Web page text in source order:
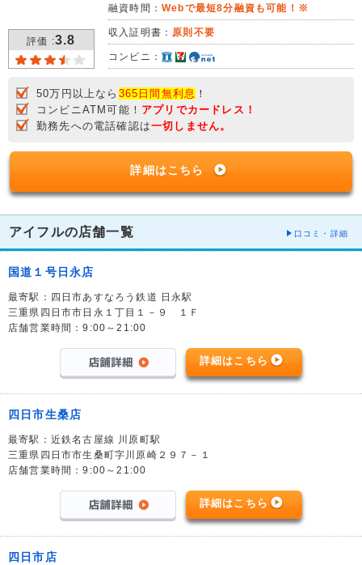
評価 :3.8
融資時間： Webで最短8分融資も可能！※
収入証明書： 原則不要
コンビニ：
50万円以上なら 365日間無利息 ！
コンビニATM可能！ アプリでカードレス！
勤務先への電話確認は一切しません。
詳細はこちら
アイフルの店舗一覧 口コミ・詳細
国道１号日永店
最寄駅：四日市あすなろう鉄道 日永駅
三重県四日市市日永１丁目１－９ １Ｆ
店舗営業時間：9:00～21:00
詳細はこちら
四日市生桑店
最寄駅：近鉄名古屋線 川原町駅
三重県四日市市生桑町字川原崎２９７－１
店舗営業時間：9:00～21:00
詳細はこちら
四日市店